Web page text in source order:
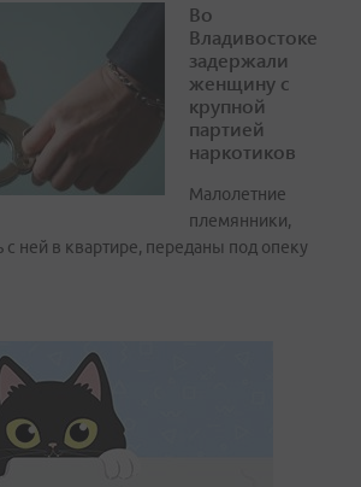
Во
Владивостоке
задержали
женщину с
крупной
партией
наркотиков
Малолетние
племянники,
с ней в квартире, переданы под опеку